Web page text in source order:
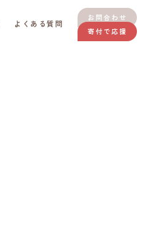
よくある質問
お問合わせ
寄付で応援